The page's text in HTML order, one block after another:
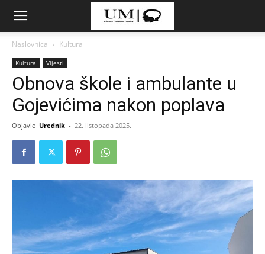
Naslovnica Kultura
Kultura Vijesti
Obnova škole i ambulante u
Gojevićima nakon poplava
Objavio Urednik - 22. listopada 2025.